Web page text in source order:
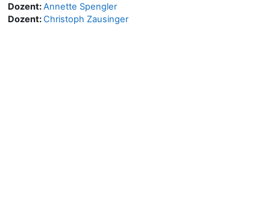
Dozent:Annette Spengler
Dozent:Christoph Zausinger